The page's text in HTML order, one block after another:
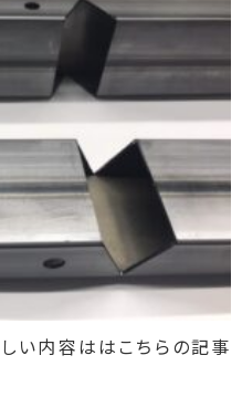
い内容ははこちらの記事